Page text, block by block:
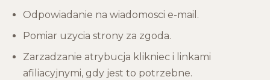
Odpowiadanie na wiadomosci e-mail.
Pomiar uzycia strony za zgoda.
Zarzadzanie atrybucja klikniec i linkami
afiliacyjnymi, gdy jest to potrzebne.